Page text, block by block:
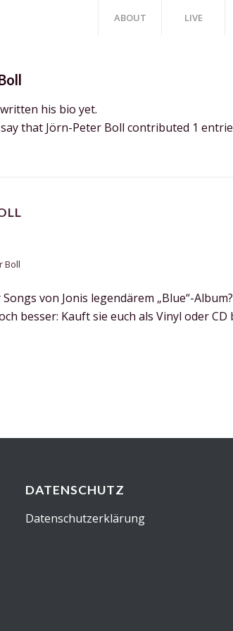
ABOUT LIVE
his bio yet.
that Jörn-Peter Boll contributed 1
Boll
von Jonis legendärem „Blue“-
besser: Kauft sie euch als Vinyl oder CD
DATENSCHUTZ
Datenschutzerklärung